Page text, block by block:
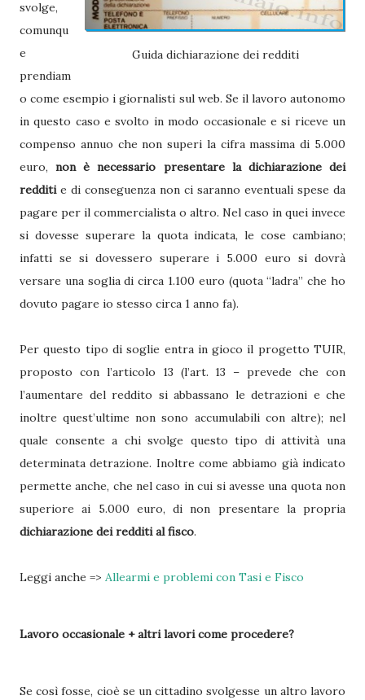
Guida dichiarazione dei redditi
svolge,
comunqu
e
prendiam
o come esempio i giornalisti sul web. Se il lavoro autonomo
in questo caso e svolto in modo occasionale e si riceve un
compenso annuo che non superi la cifra massima di 5.000
euro,non è necessario presentare la dichiarazione dei
redditie di conseguenza non ci saranno eventuali spese da
pagare per il commercialista o altro. Nel caso in quei invece
si dovesse superare la quota indicata, le cose cambiano;
infatti se si dovessero superare i 5.000 euro si dovrà
versare una soglia di circa 1.100 euro (quota “ladra” che ho
dovuto pagare io stesso circa 1 anno fa).
Per questo tipo di soglie entra in gioco il progetto TUIR,
proposto con l’articolo 13 (l’art. 13 – prevede che con
l’aumentare del reddito si abbassano le detrazioni e che
inoltre quest’ultime non sono accumulabili con altre); nel
quale consente a chi svolge questo tipo di attività una
determinata detrazione. Inoltre come abbiamo già indicato
permette anche, che nel caso in cui si avesse una quota non
superiore ai 5.000 euro, di non presentare la propria
dichiarazione dei redditi al fisco.
Leggi anche => Allearmi e problemi con Tasi e Fisco
Lavoro occasionale + altri lavori come procedere?
Se così fosse, cioè se un cittadino svolgesse un altro lavoro